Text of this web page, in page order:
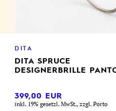
DITA
DITA SPRUCE
DESIGNERBRILLE
399,00 EUR
inkl. 19% gesetzl. MwSt., zzgl. Porto